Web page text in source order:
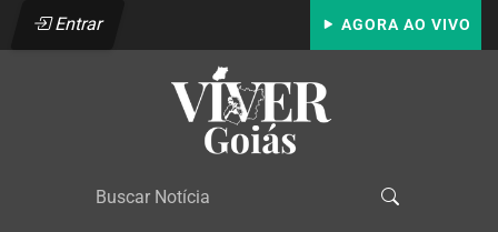
Entrar AGORA AO VIVO